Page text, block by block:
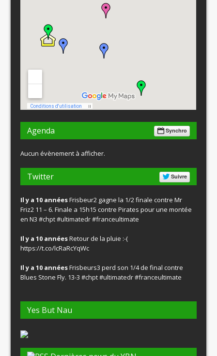
Agenda Synchro
Aucun évènement à afficher.
Twitter Suivre
Il y a 10 annéesFrisbeur2 gagne la 1/2 finale contre Mr
Friz2 11 – 6. Finale a 15h15 contre Pirates pour une montée
en N3#chpt#ultimatedr#franceultimate
Il y a 10 annéesRetour de la pluie :-(
https://t.co/lcRaRcYqWc
Il y a 10 annéesFrisbeurs3 perd son 1/4 de final contre
Blues Stone Fly. 13-3#chpt#ultimatedr#franceultimate
Yes But Nau